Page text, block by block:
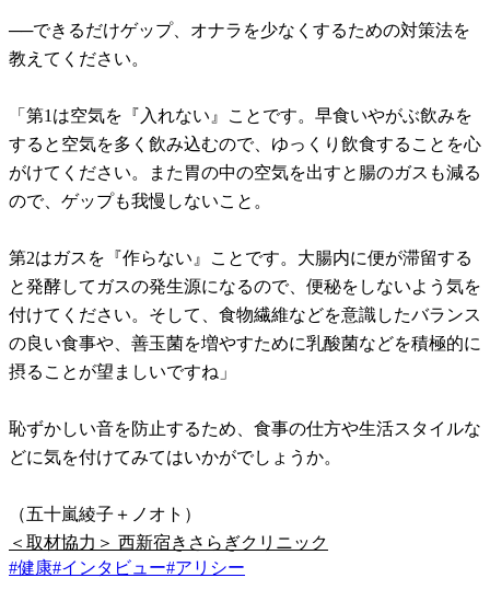
──できるだけゲップ、オナラを少なくするための対策法を
教えてください。
「第1は空気を『入れない』ことです。早食いやがぶ飲みを
すると空気を多く飲み込むので、ゆっくり飲食することを心
がけてください。また胃の中の空気を出すと腸のガスも減る
ので、ゲップも我慢しないこと。
第2はガスを『作らない』ことです。大腸内に便が滞留する
と発酵してガスの発生源になるので、便秘をしないよう気を
付けてください。そして、食物繊維などを意識したバランス
の良い食事や、善玉菌を増やすために乳酸菌などを積極的に
摂ることが望ましいですね」
恥ずかしい音を防止するため、食事の仕方や生活スタイルな
どに気を付けてみてはいかがでしょうか。
（五十嵐綾子＋ノオト）
＜取材協力＞ 西新宿きさらぎクリニック
#健康#インタビュー#アリシー